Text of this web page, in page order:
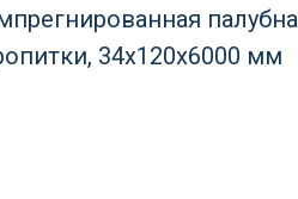
34х120х6000 мм